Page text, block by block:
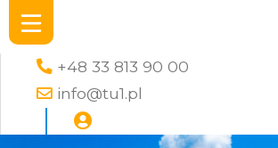
+48 33 813 90 00
info@tu1.pl